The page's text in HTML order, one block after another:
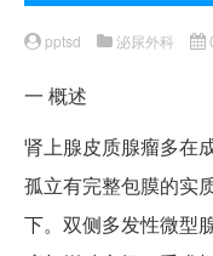
pptsd 泌尿外科
一 概述
肾上腺皮质腺瘤多在
孤立有完整包膜的实
下。双侧多发性微型